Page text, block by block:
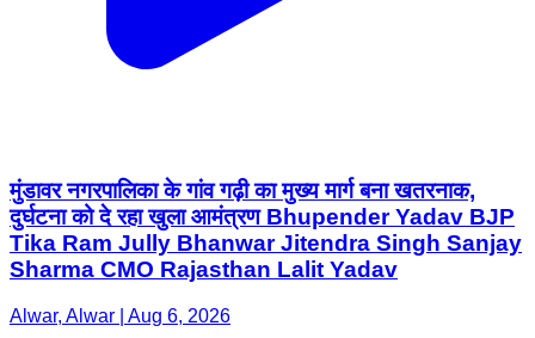
मुंडावर नगरपालिका के गांव गढ़ी का मुख्य मार्ग बना खतरनाक,
दुर्घटना को दे रहा खुला आमंत्रण Bhupender Yadav BJP
Tika Ram Jully Bhanwar Jitendra Singh Sanjay
Sharma CMO Rajasthan Lalit Yadav
Alwar, Alwar | Aug 6, 2026